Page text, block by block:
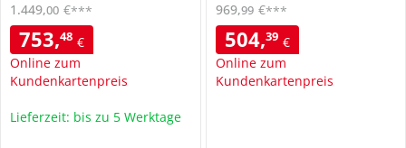
753,48 €
Online zum
Kundenkartenpreis
1.449,00 €***
Lieferzeit: bis zu 5 Werktage
504,39 €
Online zum
Kundenkartenpreis
969,99 €***